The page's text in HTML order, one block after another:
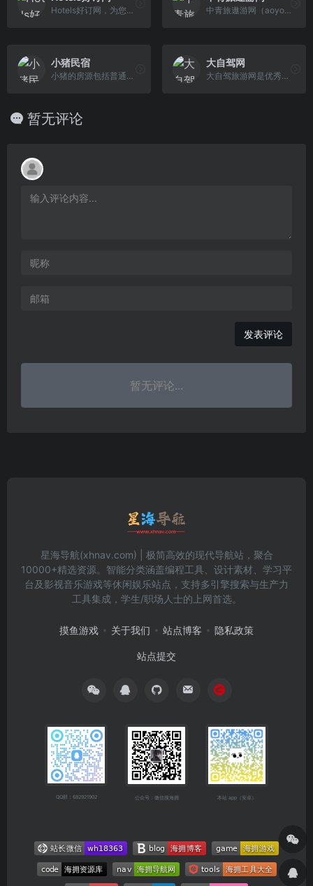
Hotels好订网，为您提供全球26万家酒店预订服务。国际特价酒店预订，最新最全的国外酒店信息，海外住宿攻略，网上订酒店方便快捷。现在就来好订网，了解更多 全球特惠酒店的信息吧！ 中青旅遨游网（aoyou.com）专业的综合性旅游服务平台,提供出境旅游、国内游、海岛游、邮轮旅游、定制游、签证办理、机票预订、查询、全程优质服务,为您提供愉悦的旅程体验,咨询电话：400 600 6666
小猪民宿
小猪的房源包括普通民宿，也有隐于都市的四合院、花园洋房、百年老建筑，还有绿皮火车房、森林木屋、星空房等。在小猪平台上房东可以通过分享闲置的房源、房 间或是沙发、帐篷，为房客提供有别于传统酒店、更具人文情怀、更有家庭氛围、更高性价比的住宿选择，并获得可观的收益，而房客可以通过体验民宿，结交更多兴趣相投的朋友、深入体验当地文化，感受居住自由的快乐。
大自驾网
大自驾旅游网是优秀的中国自驾游网站，全国各地出发自驾游线路查询，组织元旦/春节/清明/五一/端午/中秋/十一国庆自驾游和周末周边自驾游。全国数百家自驾游 俱乐部合作，找自驾车旅游网就选大自驾。
暂无评论
发表评论
暂无评论...
星海导航(xhnav.com) | 极简高效的现代导航站，聚合
10000+精选资源。智能分类涵盖编程工具、设计素材、学习平
台及影视音乐游戏等休闲娱乐站点，支持多引擎搜索与生产力
工具集成，学生/职场人士的上网首选。
摸鱼游戏 关于我们 站点博客 隐私政策
站点提交
QQ群：682921902 公众号：微信搜海拥 本站 app（安卓）